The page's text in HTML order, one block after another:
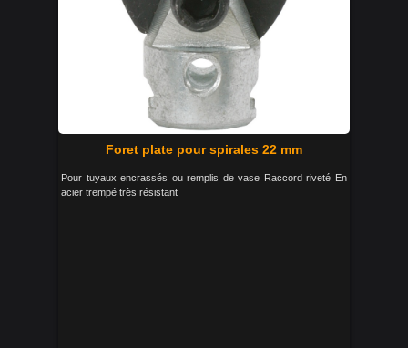
Foret plate pour spirales 22 mm
Pour tuyaux encrassés ou remplis de vase Raccord riveté En
acier trempé très résistant